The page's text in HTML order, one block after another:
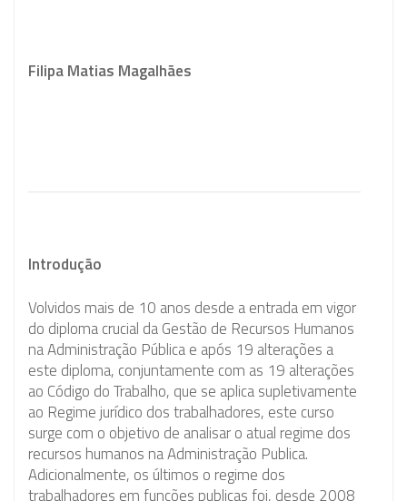
Filipa Matias Magalhães
Introdução
Volvidos mais de 10 anos desde a entrada em vigor
do diploma crucial da Gestão de Recursos Humanos
na Administração Pública e após 19 alterações a
este diploma, conjuntamente com as 19 alterações
ao Código do Trabalho, que se aplica supletivamente
ao Regime jurídico dos trabalhadores, este curso
surge com o objetivo de analisar o atual regime dos
recursos humanos na Administração Publica.
Adicionalmente, os últimos o regime dos
trabalhadores em funções publicas foi, desde 2008